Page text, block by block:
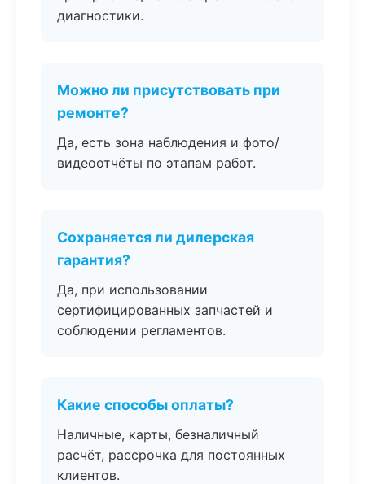
диагностики.
Можно ли присутствовать при
ремонте?
Да, есть зона наблюдения и фото/
видеоотчёты по этапам работ.
Сохраняется ли дилерская
гарантия?
Да, при использовании
сертифицированных запчастей и
соблюдении регламентов.
Какие способы оплаты?
Наличные, карты, безналичный
расчёт, рассрочка для постоянных
клиентов.